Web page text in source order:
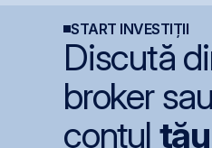
START INVESTIȚII
Discută
broker
contul tău